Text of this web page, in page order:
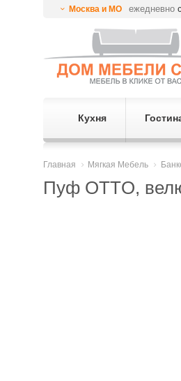
Москва и МО ежедневно
Кухня
Главная Мягкая Мебель
Пуф OTTO,